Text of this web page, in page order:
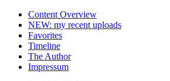
Content Overview
NEW: my recent uploads
Favorites
Timeline
The Author
Impressum